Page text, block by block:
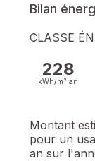
Bilan
CLASSE
228
kWh/m². an
Montant
pour un
an sur